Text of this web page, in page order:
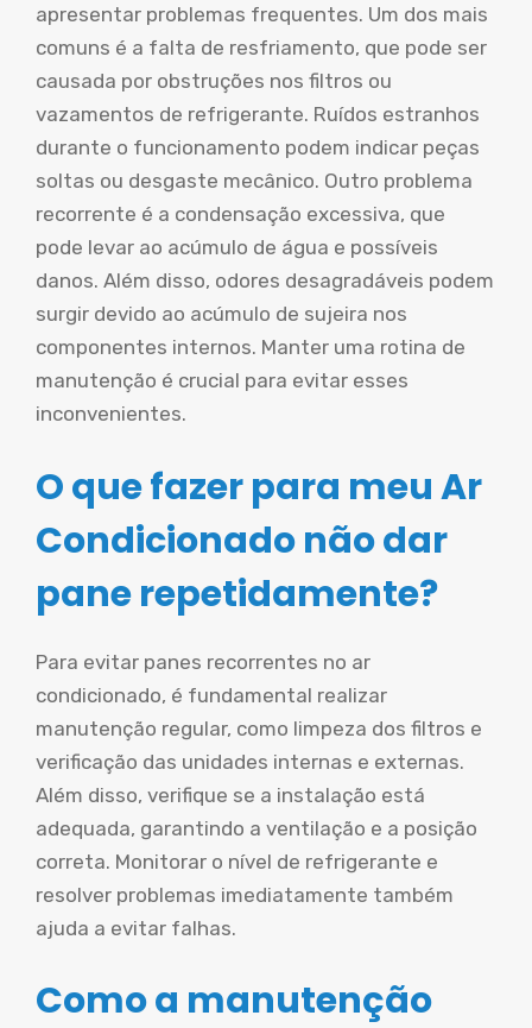
apresentar problemas frequentes. Um dos mais
comuns é a falta de resfriamento, que pode ser
causada por obstruções nos filtros ou
vazamentos de refrigerante. Ruídos estranhos
durante o funcionamento podem indicar peças
soltas ou desgaste mecânico. Outro problema
recorrente é a condensação excessiva, que
pode levar ao acúmulo de água e possíveis
danos. Além disso, odores desagradáveis podem
surgir devido ao acúmulo de sujeira nos
componentes internos. Manter uma rotina de
manutenção é crucial para evitar esses
inconvenientes.
O que fazer para meu Ar
Condicionado não dar
pane repetidamente?
Para evitar panes recorrentes no ar
condicionado, é fundamental realizar
manutenção regular, como limpeza dos filtros e
verificação das unidades internas e externas.
Além disso, verifique se a instalação está
adequada, garantindo a ventilação e a posição
correta. Monitorar o nível de refrigerante e
resolver problemas imediatamente também
ajuda a evitar falhas.
Como a manutenção